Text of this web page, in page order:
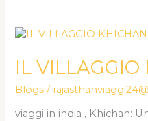
IL VILLAGGIO
Blogs /
viaggi in india , Khichan:
IL
KHICHAN